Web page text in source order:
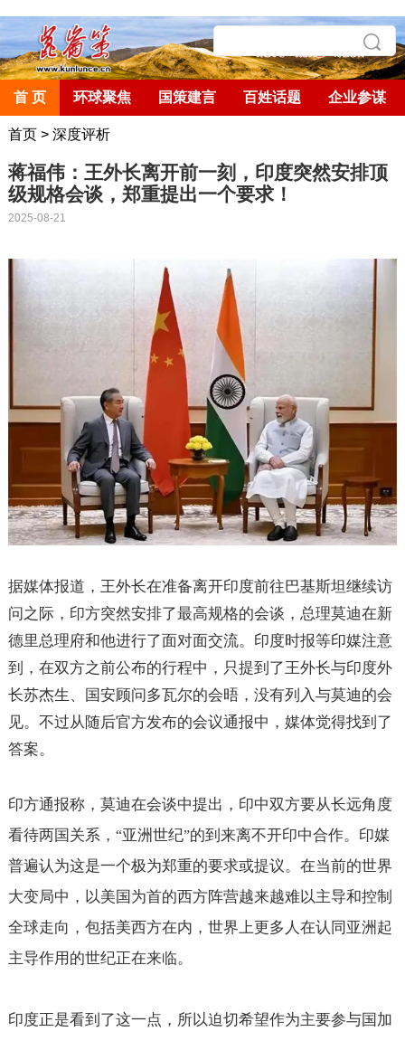
首 页 环球聚焦 国策建言 百姓话题 企业参谋
首页> 深度评析
蒋福伟：王外长离开前一刻，印度突然安排顶
级规格会谈，郑重提出一个要求！
2025-08-21
据媒体报道，王外长在准备离开印度前往巴基斯坦继续访
问之际，印方突然安排了最高规格的会谈，总理莫迪在新
德里总理府和他进行了面对面交流。印度时报等印媒注意
到，在双方之前公布的行程中，只提到了王外长与印度外
长苏杰生、国安顾问多瓦尔的会晤，没有列入与莫迪的会
见。不过从随后官方发布的会议通报中，媒体觉得找到了
答案。
印方通报称，莫迪在会谈中提出，印中双方要从长远角度
看待两国关系， “亚洲世纪”的到来离不开印中合作。印媒
普遍认为这是一个极为郑重的要求或提议。在当前的世界
大变局中，以美国为首的西方阵营越来越难以主导和控制
全球走向，包括美西方在内，世界上更多人在认同亚洲起
主导作用的世纪正在来临。
印度正是看到了这一点，所以迫切希望作为主要参与国加